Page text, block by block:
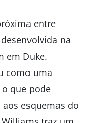
entre
na
em Duke.
como uma
que pode
esquemas do